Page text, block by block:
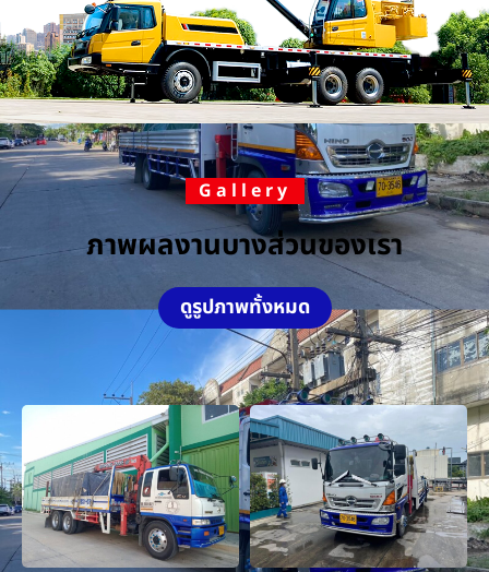
Gallery
ภาพผลงานบางส่วนของเรา
ดูรูปภาพทั้งหมด